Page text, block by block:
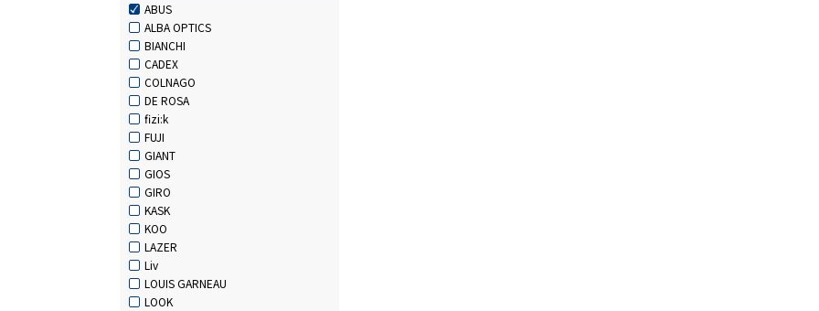
ABUS
ALBA OPTICS
BIANCHI
CADEX
COLNAGO
DE ROSA
fizi:k
FUJI
GIANT
GIOS
GIRO
KASK
KOO
LAZER
Liv
LOUIS GARNEAU
LOOK